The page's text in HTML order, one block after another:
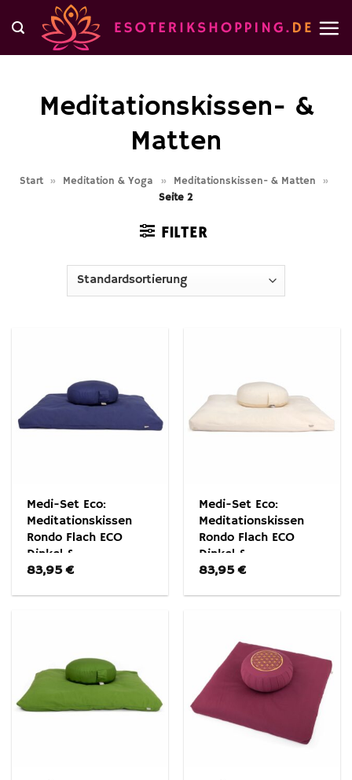
Inhalt
springen
Meditationskissen- &
Matten
Start » Meditation & Yoga » Meditationskissen- & Matten »
Seite 2
FILTER
Medi-Set Eco:
Meditationskissen
Rondo Flach ECO
Dinkel &
Meditationsmatte
83,95€
Medi-Set Eco:
Meditationskissen
Rondo Flach ECO
Dinkel &
Meditationsmatte
83,95€